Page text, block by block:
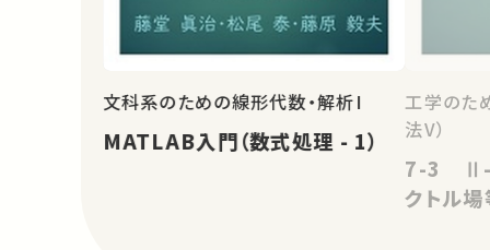
文科系のための線形代数・解析I
MATLAB入門（数式処理 - 1）
工学のた
法V）
7-3 Ⅱ-
クトル